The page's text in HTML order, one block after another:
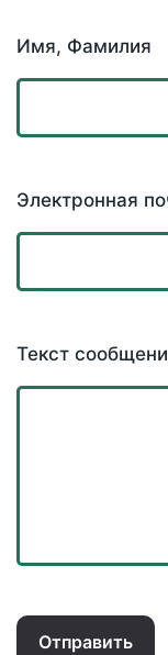
Имя, Фамилия
Электронная
Текст
Отправить